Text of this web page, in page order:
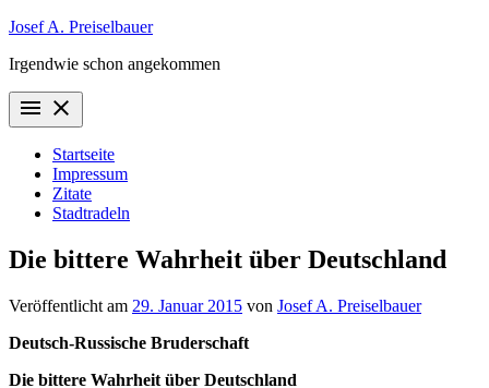
Zum
springen
Josef A. Preiselbauer
Irgendwie schon angekommen
menu close
Startseite
Impressum
Zitate
Stadtradeln
Die bittere Wahrheit über Deutschland
Veröffentlicht am 29. Januar 2015 von Josef A. Preiselbauer
Deutsch-Russische Bruderschaft
Die bittere Wahrheit über Deutschland